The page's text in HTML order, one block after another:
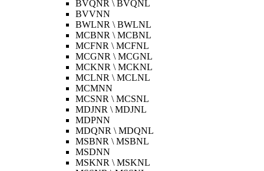
BVQNR \ BVQNL
BVVNN
BWLNR \ BWLNL
MCBNR \ MCBNL
MCFNR \ MCFNL
MCGNR \ MCGNL
MCKNR \ MCKNL
MCLNR \ MCLNL
MCMNN
MCSNR \ MCSNL
MDJNR \ MDJNL
MDPNN
MDQNR \ MDQNL
MSBNR \ MSBNL
MSDNN
MSKNR \ MSKNL